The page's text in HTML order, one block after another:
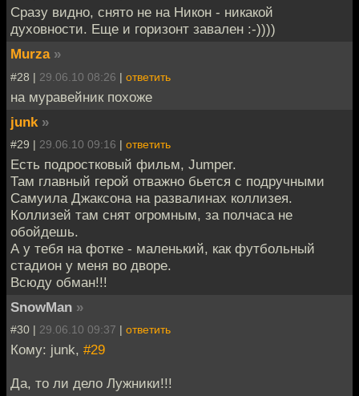
Сразу видно, снято не на Никон - никакой
духовности. Еще и горизонт завален :-))))
Murza »
#28 | 29.06.10 08:26 | ответить
на муравейник похоже
junk »
#29 | 29.06.10 09:16 | ответить
Есть подростковый фильм, Jumper.
Там главный герой отважно бьется с подручными
Самуила Джаксона на развалинах коллизея.
Коллизей там снят огромным, за полчаса не
обойдешь.
А у тебя на фотке - маленький, как футбольный
стадион у меня во дворе.
Всюду обман!!!
SnowMan »
#30 | 29.06.10 09:37 | ответить
Кому: junk, #29
Да, то ли дело Лужники!!!